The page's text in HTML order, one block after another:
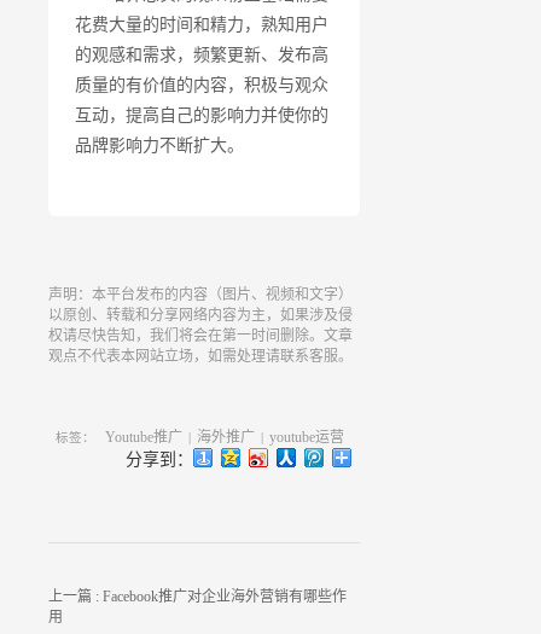
花费大量的时间和精力，熟知用户
的观感和需求，频繁更新、发布高
质量的有价值的内容，积极与观众
互动，提高自己的影响力并使你的
品牌影响力不断扩大。
声明：本平台发布的内容（图片、视频和文字）
以原创、转载和分享网络内容为主，如果涉及侵
权请尽快告知，我们将会在第一时间删除。文章
观点不代表本网站立场，如需处理请联系客服。
标签： Youtube推广 海外推广 youtube运营
分享到：
上一篇 : Facebook推广对企业海外营销有哪些作
用